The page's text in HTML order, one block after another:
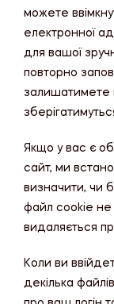
можете
електронної
для вашої
повторно
залишатимете
Якщо у вас є
сайт, ми
визначити, чи
файл cookie не
видаляється
Коли ви
декілька